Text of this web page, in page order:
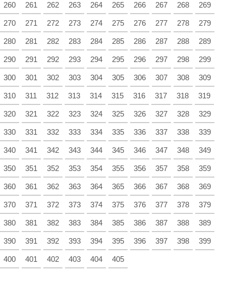
260 261 262 263 264 265 266 267 268 269
270 271 272 273 274 275 276 277 278 279
280 281 282 283 284 285 286 287 288 289
290 291 292 293 294 295 296 297 298 299
300 301 302 303 304 305 306 307 308 309
310 311 312 313 314 315 316 317 318 319
320 321 322 323 324 325 326 327 328 329
330 331 332 333 334 335 336 337 338 339
340 341 342 343 344 345 346 347 348 349
350 351 352 353 354 355 356 357 358 359
360 361 362 363 364 365 366 367 368 369
370 371 372 373 374 375 376 377 378 379
380 381 382 383 384 385 386 387 388 389
390 391 392 393 394 395 396 397 398 399
400 401 402 403 404 405